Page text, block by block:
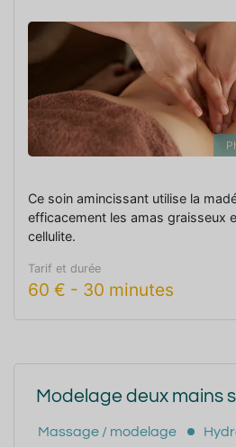
Ce soin amincissant utilise la
efficacement les amas graisseux
cellulite.
Tarif et durée
60 € - 30 minutes
Modelage deux mains
Massage / modelage